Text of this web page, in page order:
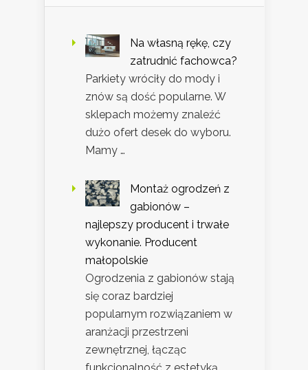
Na własną rękę, czy
zatrudnić fachowca?
Parkiety wróciły do mody i
znów są dość popularne. W
sklepach możemy znaleźć
dużo ofert desek do wyboru.
Mamy …
Montaż ogrodzeń z
gabionów –
najlepszy producent i trwałe
wykonanie. Producent
małopolskie
Ogrodzenia z gabionów stają
się coraz bardziej
popularnym rozwiązaniem w
aranżacji przestrzeni
zewnętrznej, łącząc